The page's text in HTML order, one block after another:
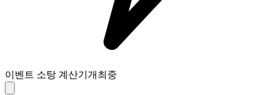
이벤트 소탕 계산기 개최중